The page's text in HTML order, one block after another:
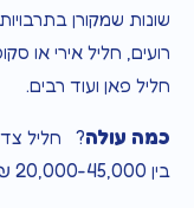
שונות שמקורן
רועים, חליל אירי או
חליל פאן ועוד רבים.
כמה עולה
בין 20,000-45,000 ₪ !